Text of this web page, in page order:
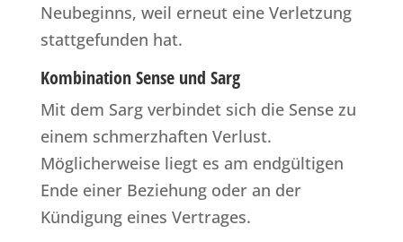
Neubeginns, weil erneut eine Verletzung
stattgefunden hat.
Kombination Sense und Sarg
Mit dem Sarg verbindet sich die Sense zu
einem schmerzhaften Verlust.
Möglicherweise liegt es am endgültigen
Ende einer Beziehung oder an der
Kündigung eines Vertrages.